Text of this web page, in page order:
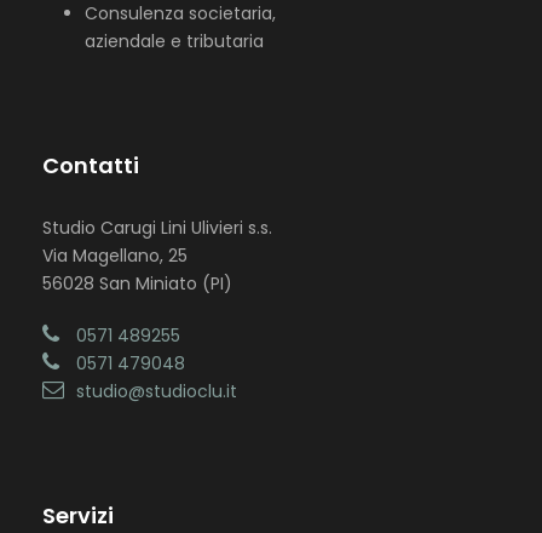
Consulenza societaria,
aziendale e tributaria
Contatti
Studio Carugi Lini Ulivieri s.s.
Via Magellano, 25
56028 San Miniato (PI)
0571 489255
0571 479048
studio@studioclu.it
Servizi